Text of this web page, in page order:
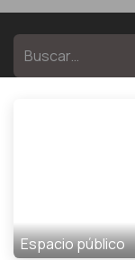
Espacio público